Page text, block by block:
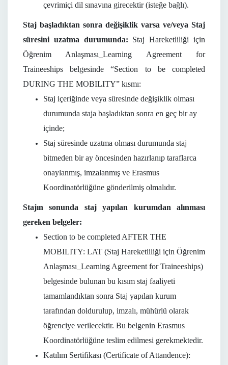
çevrimiçi dil sınavına girecektir (isteğe bağlı).
Staj başladıktan sonra değişiklik varsa ve/veya Staj
süresini uzatma durumunda: Staj Hareketliliği için
Öğrenim Anlaşması_Learning Agreement for
Traineeships belgesinde “Section to be completed
DURING THE MOBILITY” kısmı:
Staj içeriğinde veya süresinde değişiklik olması
durumunda staja başladıktan sonra en geç bir ay
içinde;
Staj süresinde uzatma olması durumunda staj
bitmeden bir ay öncesinden hazırlanıp taraflarca
onaylanmış, imzalanmış ve Erasmus
Koordinatörlüğüne gönderilmiş olmalıdır.
Stajın sonunda staj yapılan kurumdan alınması
gereken belgeler:
Section to be completed AFTER THE
MOBILITY: LAT (Staj Hareketliliği için Öğrenim
Anlaşması_Learning Agreement for Traineeships)
belgesinde bulunan bu kısım staj faaliyeti
tamamlandıktan sonra Staj yapılan kurum
tarafından doldurulup, imzalı, mühürlü olarak
öğrenciye verilecektir. Bu belgenin Erasmus
Koordinatörlüğüne teslim edilmesi gerekmektedir.
Katılım Sertifikası (Certificate of Attandence):